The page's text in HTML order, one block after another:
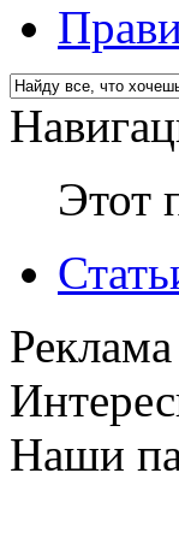
Этот
Реклама
Наши